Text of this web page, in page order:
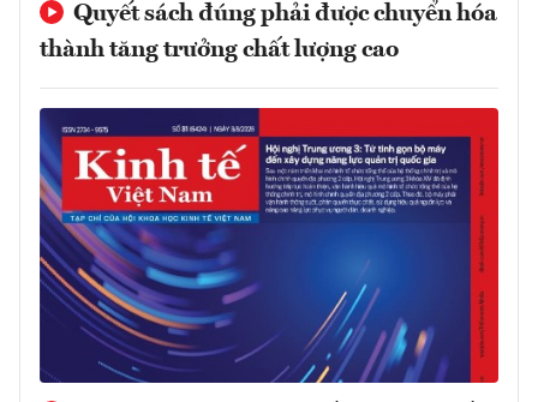
Quyết sách đúng phải được chuyển hóa
thành tăng trưởng chất lượng cao